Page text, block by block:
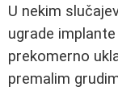
U nekim
ugrade
prekomerno
premalim